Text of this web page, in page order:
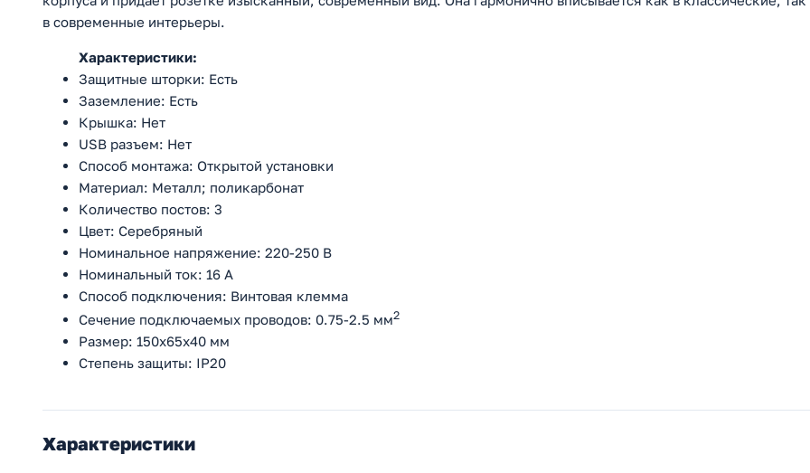
в современные интерьеры.
Характеристики:
Защитные шторки: Есть
Заземление: Есть
Крышка: Нет
USB разъем: Нет
Способ монтажа: Открытой установки
Материал: Металл; поликарбонат
Количество постов: 3
Цвет: Серебряный
Номинальное напряжение: 220-250 В
Номинальный ток: 16 А
Способ подключения: Винтовая клемма
Cечение подключаемых проводов: 0.75-2.5 мм2
Размер: 150х65х40 мм
Степень защиты: IP20
Характеристики